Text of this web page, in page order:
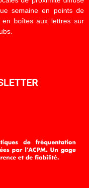
semaine en points de
boîtes aux lettres sur